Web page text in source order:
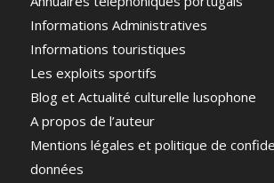
Informations Administratives
Informations touristiques
Les exploits sportifs
Blog et Actualité culturelle lusophone
A propos de l’auteur
Mentions légales et politique de
données